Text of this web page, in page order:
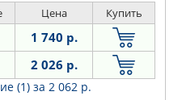
Цена Купить
1 740 р.
2 026 р.
(1) за 2 062 р.